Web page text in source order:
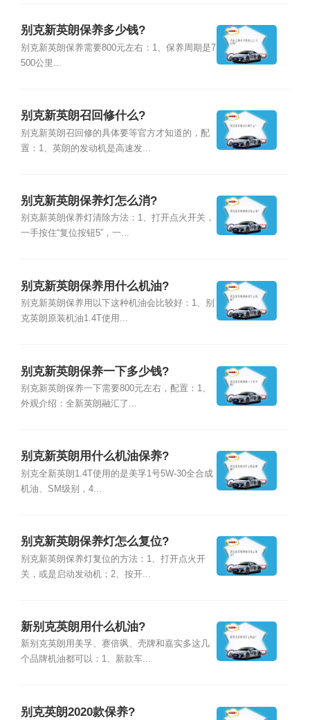
别克新英朗保养多少钱?
别克新英朗保养需要800元左右：1、保养周期是7
500公里...
别克新英朗召回修什么?
别克新英朗召回修的具体要等官方才知道的，配
置：1、英朗的发动机是高速发...
别克新英朗保养灯怎么消?
别克新英朗保养灯清除方法：1、打开点火开关，
一手按住“复位按钮5”，一...
别克新英朗保养用什么机油?
别克新英朗保养用以下这种机油会比较好：1、别
克英朗原装机油1.4T使用...
别克新英朗保养一下多少钱?
别克新英朗保养一下需要800元左右，配置：1、
外观介绍：全新英朗融汇了...
别克新英朗用什么机油保养?
别克全新英朗1.4T使用的是美孚1号5W-30全合成
机油、SM级别，4...
别克新英朗保养灯怎么复位?
别克新英朗保养灯复位的方法：1、打开点火开
关，或是启动发动机；2、按开...
新别克英朗用什么机油?
新别克英朗用美孚、赛倍飒、壳牌和嘉实多这几
个品牌机油都可以：1、新款车...
别克英朗2020款保养?